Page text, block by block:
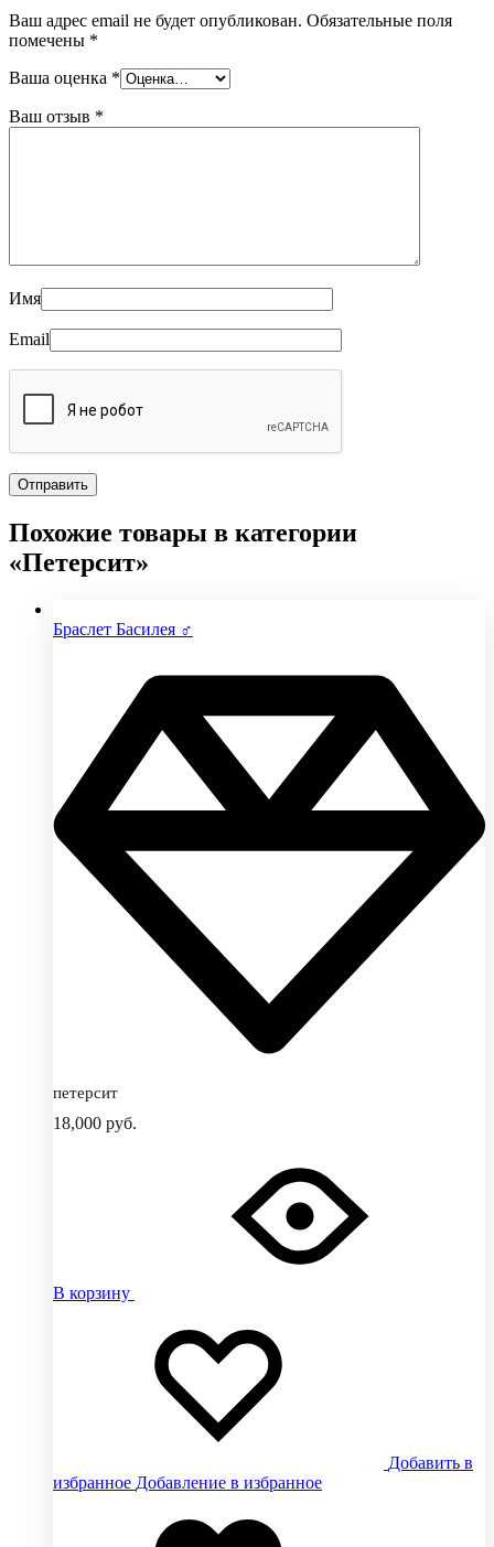
Ваш адрес email не будет опубликован. Обязательные поля
помечены *
Ваша оценка *
Ваш отзыв *
Имя
Email
Похожие товары в категории
«Петерсит»
Браслет Басилея ♂
петерсит
18,000 руб.
В корзину
Добавить в
избранное Добавление в избранное